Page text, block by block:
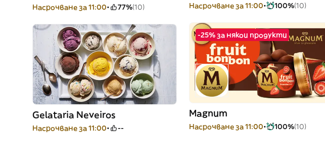
Насрочване за 11:00 77%(10) Насрочване за 11:00 100%(10)
Gelataria Neveiros
Насрочване за 11:00 --
-25% за някои продукти
Magnum
Насрочване за 11:00 100%(10)